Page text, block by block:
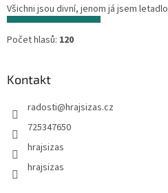
Všichni jsou divní, jenom já jsem letadlo
Počet hlasů: 120
Kontakt
radosti@hrajsizas.cz
725347650
hrajsizas
hrajsizas